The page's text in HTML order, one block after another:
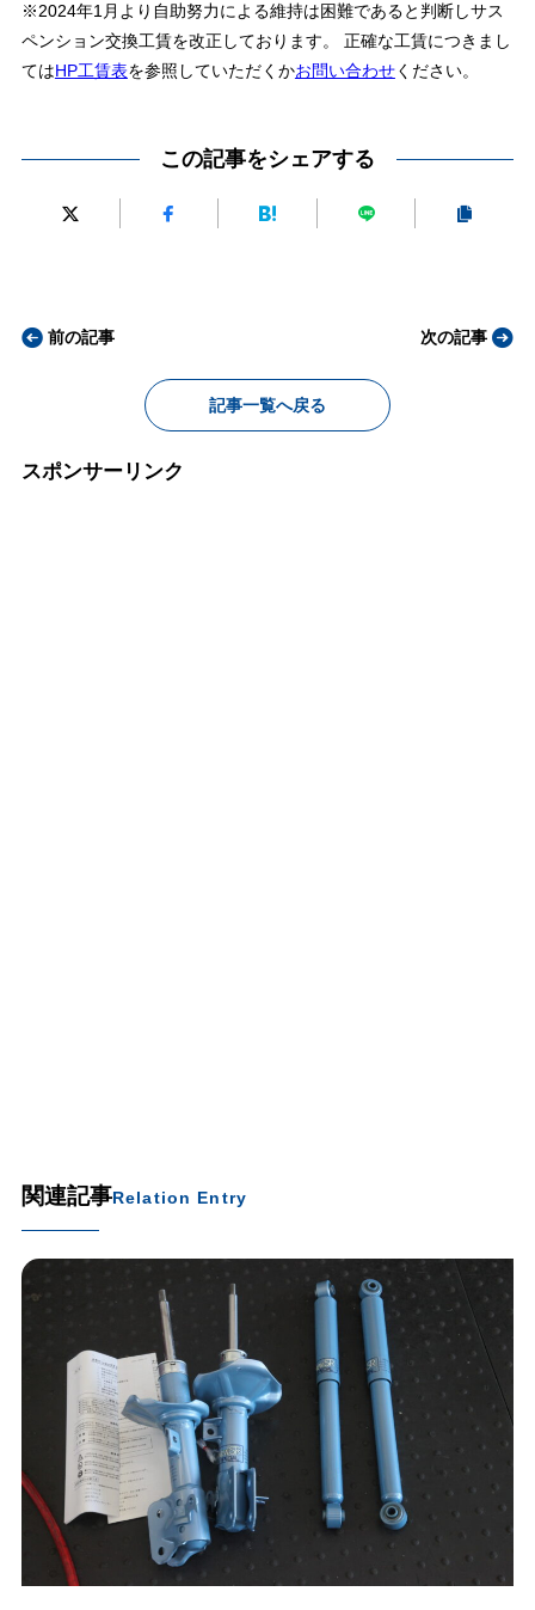
※2024年1月より自助努力による維持は困難であると判断しサス
ペンション交換工賃を改正しております。 正確な工賃につきまし
てはHP工賃表を参照していただくかお問い合わせください。
この記事をシェアする
前の記事
記事一覧へ戻る
次の記事
スポンサーリンク
関連記事Relation Entry